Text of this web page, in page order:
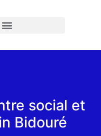
social et
Bidouré